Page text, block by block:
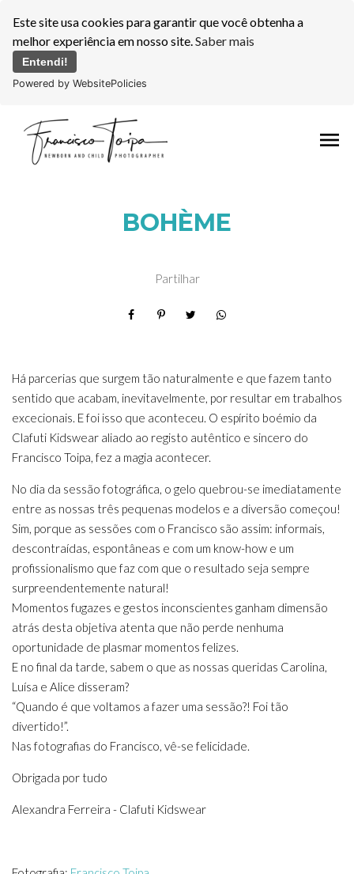
Este site usa cookies para garantir que você obtenha a
melhor experiência em nosso site.Saber mais
Entendi!
Powered by WebsitePolicies
menu
BOHÈME
Partilhar
Há parcerias que surgem tão naturalmente e que fazem tanto
sentido que acabam, inevitavelmente, por resultar em trabalhos
excecionais. E foi isso que aconteceu. O espírito boémio da
Clafuti Kidswear aliado ao registo autêntico e sincero do
Francisco Toipa, fez a magia acontecer.
No dia da sessão fotográfica, o gelo quebrou-se imediatamente
entre as nossas três pequenas modelos e a diversão começou!
Sim, porque as sessões com o Francisco são assim: informais,
descontraídas, espontâneas e com um know-how e um
profissionalismo que faz com que o resultado seja sempre
surpreendentemente natural!
Momentos fugazes e gestos inconscientes ganham dimensão
atrás desta objetiva atenta que não perde nenhuma
oportunidade de plasmar momentos felizes.
E no final da tarde, sabem o que as nossas queridas Carolina,
Luísa e Alice disseram?
“Quando é que voltamos a fazer uma sessão?! Foi tão
divertido!”.
Nas fotografias do Francisco, vê-se felicidade.
Obrigada por tudo
Alexandra Ferreira - Clafuti Kidswear